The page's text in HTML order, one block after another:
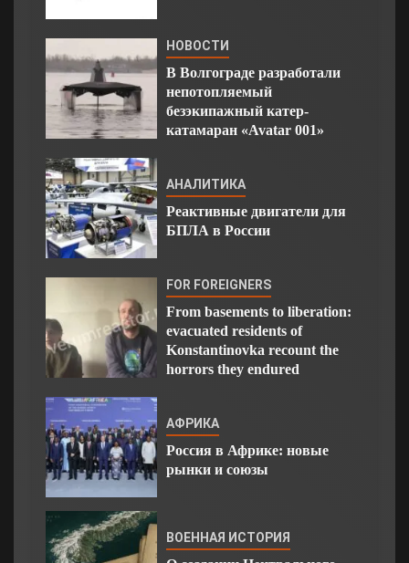
НОВОСТИ
В Волгограде разработали
непотопляемый
безэкипажный катер-
катамаран «Avatar 001»
АНАЛИТИКА
Реактивные двигатели для
БПЛА в России
FOR FOREIGNERS
From basements to liberation:
evacuated residents of
Konstantinovka recount the
horrors they endured
АФРИКА
Россия в Африке: новые
рынки и союзы
ВОЕННАЯ ИСТОРИЯ